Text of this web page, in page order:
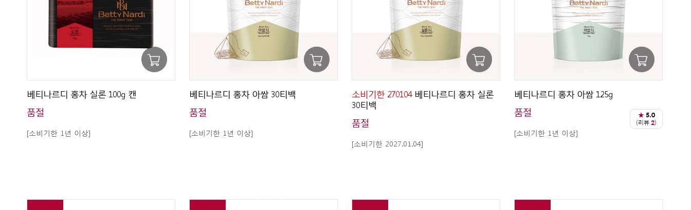
베티나르디 홍차 실론 100g 캔
품절
[소비기한 1년 이상]
베티나르디 홍차 아쌈 30티백
품절
[소비기한 1년 이상]
소비기한 270104베티나르디 홍차 실론
30티백
품절
[소비기한 2027.01.04]
베티나르디 홍차 아쌈 125g
품절 ★5.0
(리뷰2)
[소비기한 1년 이상]